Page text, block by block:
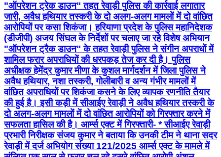
"ऑपरेशन ट्रेक डाउन" तहत रेवाड़ी पुलिस की कार्रवाई लगातार
जारी, अवैध हथियार तस्करी के दो अलग-अलग मामलों में दो वांछित
आरोपियों पर कसा शिकंजा। हरियाणा प्रदेश के पुलिस महानिदेशक
(डीजीपी) अजय सिंघल के निर्देशों पर चलाए जा रहे विशेष अभियान
"ऑपरेशन ट्रैक डाउन" के तहत रेवाड़ी पुलिस ने संगीन अपराधों में
शामिल फरार अपराधियों की धरपकड़ तेज कर दी है। पुलिस
अधीक्षक हेमेंद्र कुमार मीणा के कुशल मार्गदर्शन में जिला पुलिस ने
अवैध हथियार, नशा तस्करी, गोलीबारी व अन्य गंभीर मामलों में
वांछित अपराधियों पर शिकंजा कसने के लिए व्यापक रणनीति तैयार
की हुई है। इसी कड़ी में सीआईए रेवाड़ी ने अवैध हथियार तस्करी के
दो अलग-अलग मामलों में दो वांछित आरोपियों को गिरफ्तार करने में
सफलता हासिल की है। आर्म्स एक्ट में गिरफ्तारी- * सीआईए रेवाड़ी
प्रभारी निरीक्षक संजय कुमार ने बताया कि उनकी टीम ने थाना सदर
रेवाड़ी में दर्ज अभियोग संख्या 121/2025 आर्म्स एक्ट के मामले में